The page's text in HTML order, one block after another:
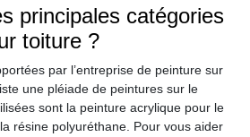
principales catégories
toiture ?
par l’entreprise de peinture sur
une pléiade de peintures sur le
sont la peinture acrylique pour le
résine polyuréthane. Pour vous aider